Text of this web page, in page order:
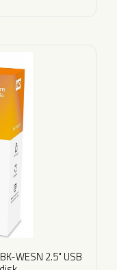
WESN 2.5" USB